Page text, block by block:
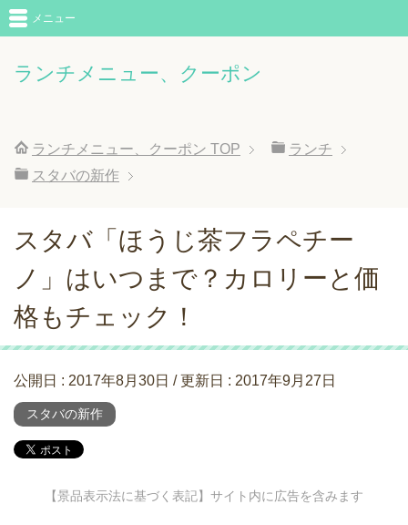
ランチメニュー、クーポン
メニュー
ランチメニュー、クーポン TOP
ランチ
スタバの新作
スタバ「ほうじ茶フラペチー
ノ」はいつまで？カロリーと価
格もチェック！
公開日 : 2017年8月30日 / 更新日 : 2017年9月27日
スタバの新作
【景品表示法に基づく表記】サイト内に広告を含みます